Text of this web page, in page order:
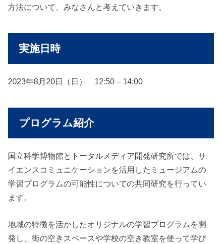
方法について、みなさんと考えていきます。
実施日時
2023年8月20日（日） 12:50 – 14:00
プログラム紹介
国立科学博物館とトータルメディア開発研究所では、サ
イエンスコミュニケーションを活用したミュージアムの
学習プログラムの可能性についての共同研究を行ってい
ます。
地域の特徴を活かしたオリジナルの学習プログラムを開
発し、街の空きスペースや学校の空き教室を使って学び